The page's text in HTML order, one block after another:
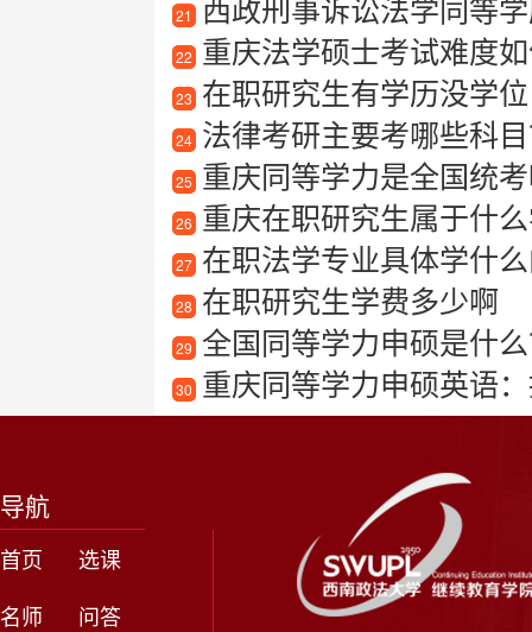
21
22 重庆法学硕士考试难度
23 在职研究生有学历没学位
24 法律考研主要考哪些科
25 重庆同等学力是全国统
26 重庆在职研究生属于什
27 在职法学专业具体学什
28 在职研究生学费多少啊
29 全国同等学力申硕是什
30 重庆同等学力申硕英语
导航
首页
选课
名师
问答